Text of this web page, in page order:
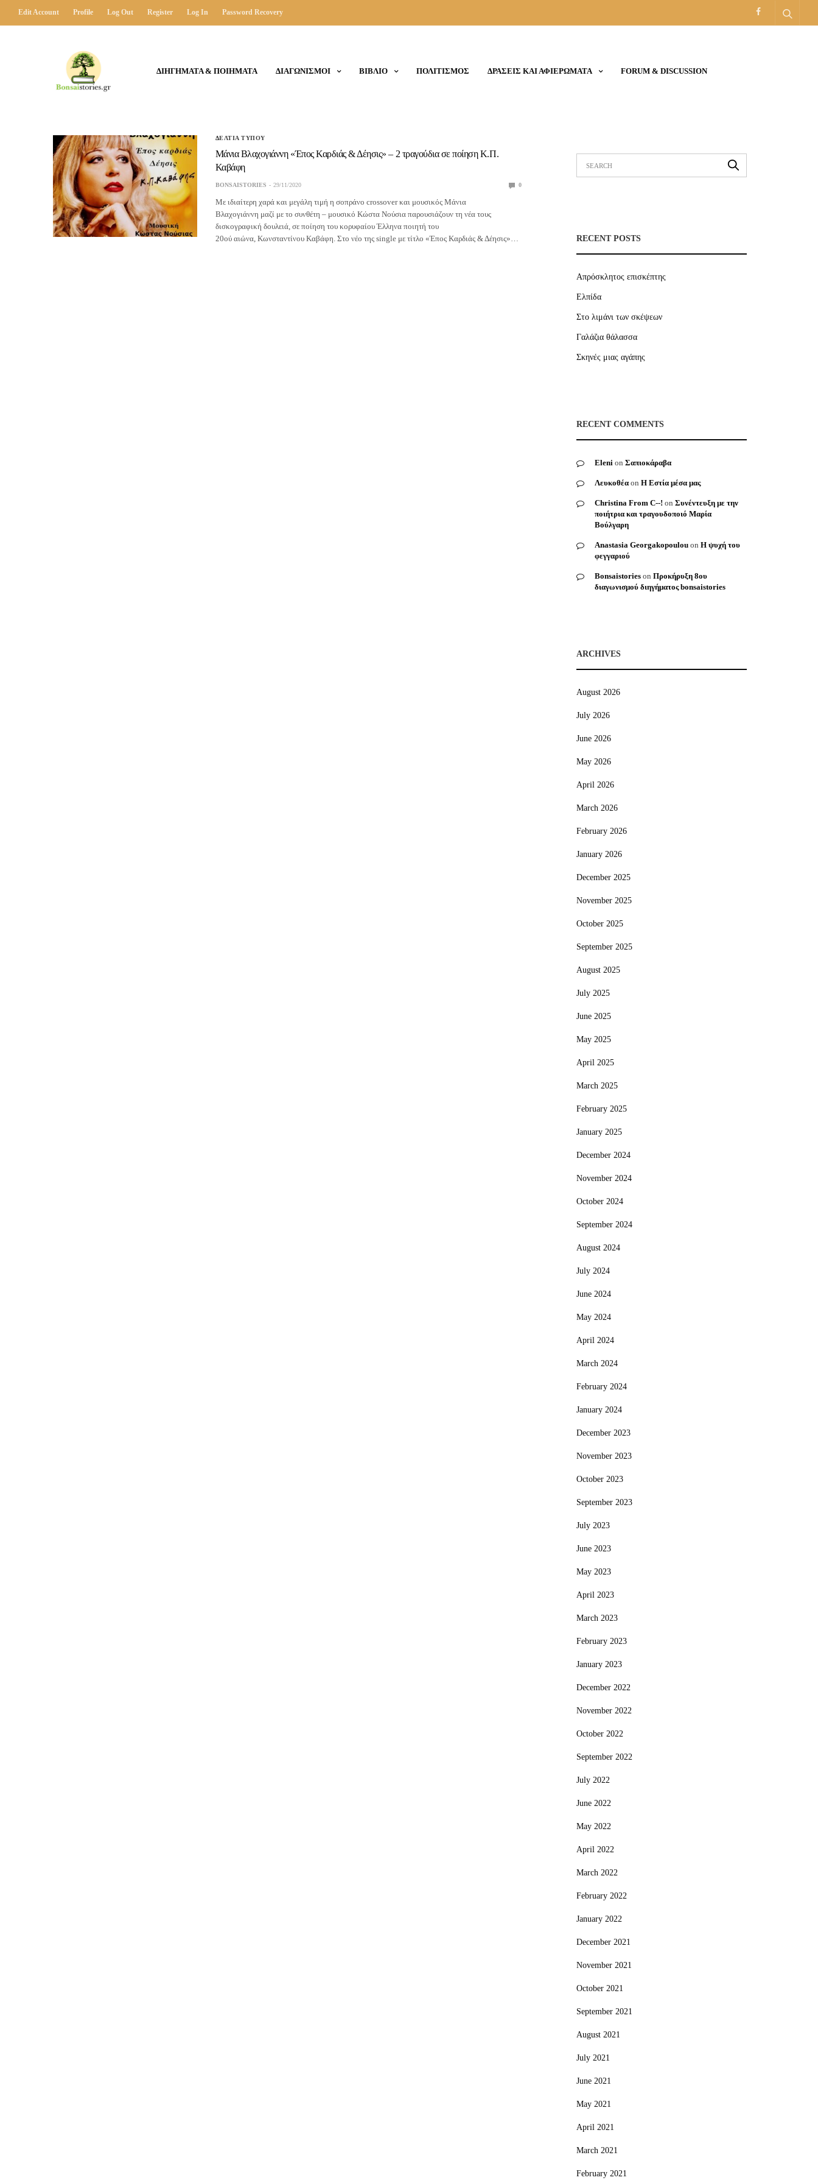
Edit Account Profile Log Out Register Log In Password Recovery
ΔΙΗΓΗΜΑΤΑ & ΠΟΙΗΜΑΤΑ ΔΙΑΓΩΝΙΣΜΟΙ ΒΙΒΛΙΟ ΠΟΛΙΤΙΣΜΟΣ ΔΡΑΣΕΙΣ ΚΑΙ ΑΦΙΕΡΩΜΑΤΑ FORUM & DISCUSSION
ΔΕΛΤΙΑ ΤΥΠΟΥ
Μάνια Βλαχογιάννη «Έπος Καρδιάς & Δέησις» – 2 τραγούδια σε ποίηση Κ.Π.
Καβάφη
BONSAISTORIES 29/11/2020 0
Με ιδιαίτερη χαρά και μεγάλη τιμή η σοπράνο crossover και μουσικός Μάνια
Βλαχογιάννη μαζί με το συνθέτη – μουσικό Κώστα Νούσια παρουσιάζουν τη νέα τους
δισκογραφική δουλειά, σε ποίηση του κορυφαίου Έλληνα ποιητή του
20ού αιώνα, Κωνσταντίνου Καβάφη. Στο νέο της single με τίτλο «Έπος Καρδιάς & Δέησις»…
RECENT POSTS
Απρόσκλητος επισκέπτης
Ελπίδα
Στο λιμάνι των σκέψεων
Γαλάζια θάλασσα
Σκηνές μιας αγάπης
RECENT COMMENTS
Eleni on Σαπιοκάραβα
Λευκοθέα on Η Εστία μέσα μας
Christina From C--! on Συνέντευξη με την
ποιήτρια και τραγουδοποιό Μαρία
Βούλγαρη
Anastasia Georgakopoulou on Η ψυχή του
φεγγαριού
Bonsaistories on Προκήρυξη 8ου
διαγωνισμού διηγήματος bonsaistories
ARCHIVES
August 2026
July 2026
June 2026
May 2026
April 2026
March 2026
February 2026
January 2026
December 2025
November 2025
October 2025
September 2025
August 2025
July 2025
June 2025
May 2025
April 2025
March 2025
February 2025
January 2025
December 2024
November 2024
October 2024
September 2024
August 2024
July 2024
June 2024
May 2024
April 2024
March 2024
February 2024
January 2024
December 2023
November 2023
October 2023
September 2023
July 2023
June 2023
May 2023
April 2023
March 2023
February 2023
January 2023
December 2022
November 2022
October 2022
September 2022
July 2022
June 2022
May 2022
April 2022
March 2022
February 2022
January 2022
December 2021
November 2021
October 2021
September 2021
August 2021
July 2021
June 2021
May 2021
April 2021
March 2021
February 2021